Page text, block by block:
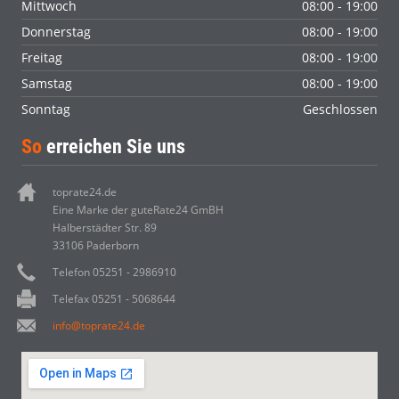
Mittwoch
08:00 - 19:00
Donnerstag
08:00 - 19:00
Freitag
08:00 - 19:00
Samstag
08:00 - 19:00
Sonntag
Geschlossen
So erreichen Sie uns
toprate24.de
Eine Marke der guteRate24 GmBH
Halberstädter Str. 89
33106 Paderborn
Telefon 05251 - 2986910
Telefax 05251 - 5068644
info@toprate24.de